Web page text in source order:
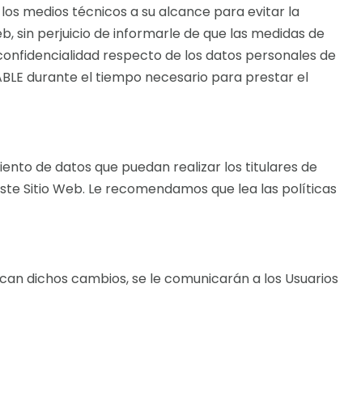
medios técnicos a su alcance para evitar la
sin perjuicio de informarle de que las medidas de
respecto de los datos personales de
durante el tiempo necesario para prestar el
de datos que puedan realizar los titulares de
Sitio Web. Le recomendamos que lea las políticas
dichos cambios, se le comunicarán a los Usuarios